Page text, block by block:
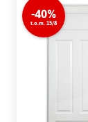
-40%
t.o.m. 15/8